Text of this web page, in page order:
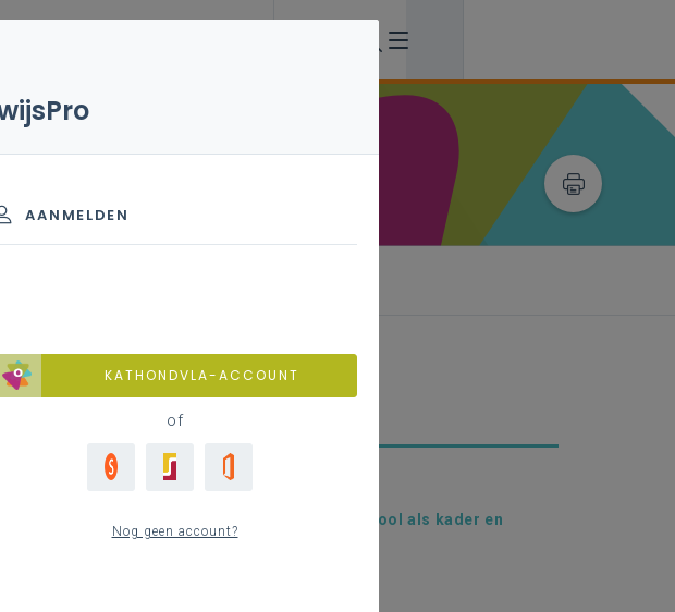
Van waaruit
De katholieke dialoogschool als kader en
inspiratiebron
en
vinden in
AANMELDEN
KATHONDVLA-ACCOUNT
of
Nog geen account?